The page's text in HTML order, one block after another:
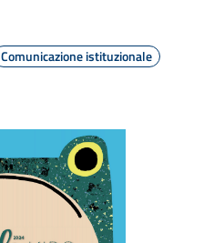
Comunicazione istituzionale